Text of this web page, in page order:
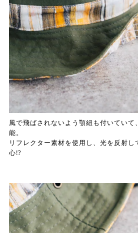
風で飛ばされないよう顎紐も付いていて
能。
リフレクター素材を使用し、光を反射
心!?